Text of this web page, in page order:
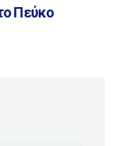
Πεύκο